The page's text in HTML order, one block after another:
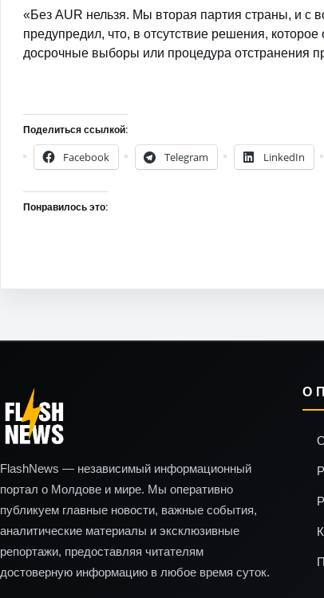
«Без AUR нельзя. Мы вторая партия страны, и с
предупредил, что, в отсутствие решения,
досрочные выборы или процедура отстранения
Поделиться ссылкой:
Facebook
Telegram LinkedIn
Понравилось это:
FlashNews — независимый информационный
портал о Молдове и мире. Мы оперативно
публикуем главные новости, важные события,
аналитические материалы и эксклюзивные
репортажи, предоставляя читателям
достоверную информацию в любое время суток.
О